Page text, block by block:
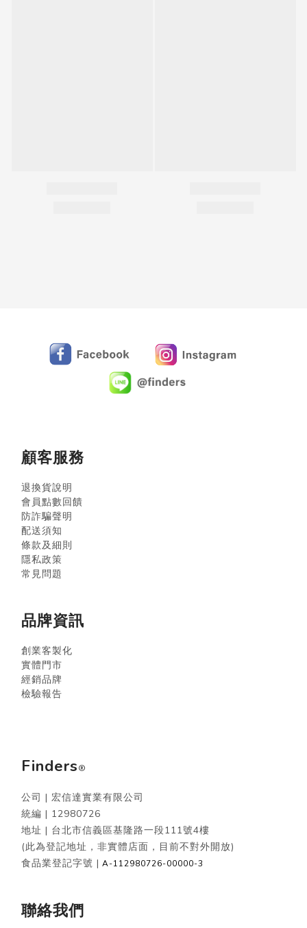
顧客服務
退換貨說明
會員點數回饋
防詐騙聲明
配送須知
條款及細則
隱私政策
常見問題
品牌資訊
創業客製化
實體門市
經銷品牌
檢驗報告
Finders®
公司 | 宏信達實業有限公司
統編 | 12980726
地址 | 台北市信義區基隆路一段111號4樓
(此為登記地址，非實體店面，目前不對外開放)
食品業登記字號 | A-112980726-00000-3
聯絡我們